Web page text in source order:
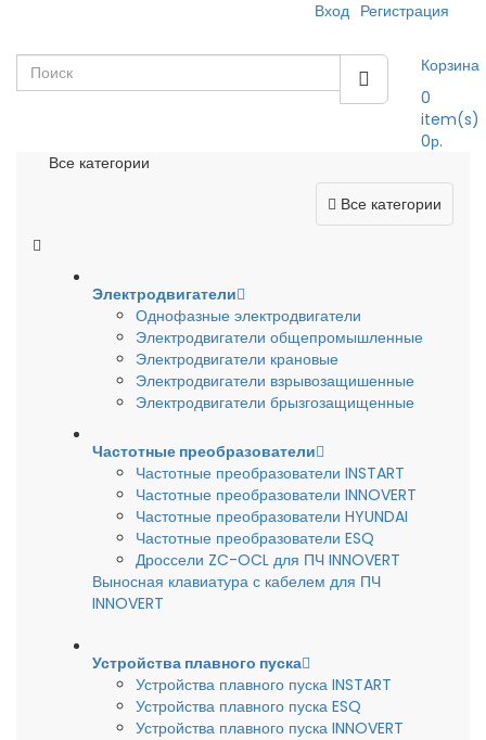
Вход Регистрация
Корзина
0
item(s)
0р.
Все категории
Все категории
Электродвигатели
Однофазные электродвигатели
Электродвигатели общепромышленные
Электродвигатели крановые
Электродвигатели взрывозащишенные
Электродвигатели брызгозащищенные
Частотные преобразователи
Частотные преобразователи INSTART
Частотные преобразователи INNOVERT
Частотные преобразователи HYUNDAI
Частотные преобразователи ESQ
Дроссели ZC-OCL для ПЧ INNOVERT
Выносная клавиатура с кабелем для ПЧ
INNOVERT
Устройства плавного пуска
Устройства плавного пуска INSTART
Устройства плавного пуска ESQ
Устройства плавного пуска INNOVERT